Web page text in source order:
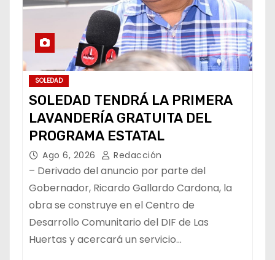
SOLEDAD
SOLEDAD TENDRÁ LA PRIMERA
LAVANDERÍA GRATUITA DEL
PROGRAMA ESTATAL
Ago 6, 2026 Redacción
– Derivado del anuncio por parte del
Gobernador, Ricardo Gallardo Cardona, la
obra se construye en el Centro de
Desarrollo Comunitario del DIF de Las
Huertas y acercará un servicio…